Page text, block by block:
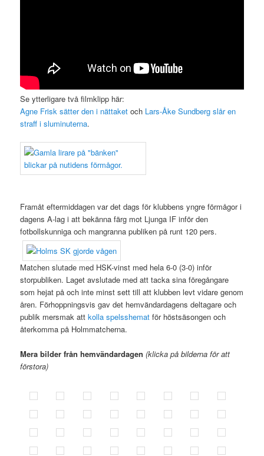
Se ytterligare två filmklipp här:
Agne Frisk sätter den i nättaket och Lars-Åke Sundberg slår en
straff i sluminuterna.
Framåt eftermiddagen var det dags för klubbens yngre förmågor i
dagens A-lag i att bekänna färg mot Ljunga IF inför den
fotbollskunniga och mangranna publiken på runt 120 pers.
Matchen slutade med HSK-vinst med hela 6-0 (3-0) inför
storpubliken. Laget avslutade med att tacka sina föregångare
som hejat på och inte minst sett till att klubben levt vidare genom
åren. Förhoppningsvis gav det hemvändardagens deltagare och
publik mersmak attkolla spelsshemat för höstsäsongen och
återkomma på Holmmatcherna.
Mera bilder från hemvändardagen(klicka på bilderna för att
förstora)